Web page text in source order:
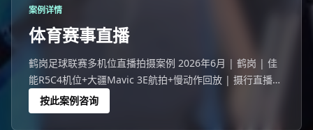
案例详情
体育赛事直播
鹤岗足球联赛多机位直播拍摄案例 2026年6月 | 鹤岗 | 佳
能R5C4机位+大疆Mavic 3E航拍+慢动作回放 | 摄行直播鹤
岗团队 鹤岗一场353人参与的足球联赛活动，线上27032人
观看。
按此案例咨询